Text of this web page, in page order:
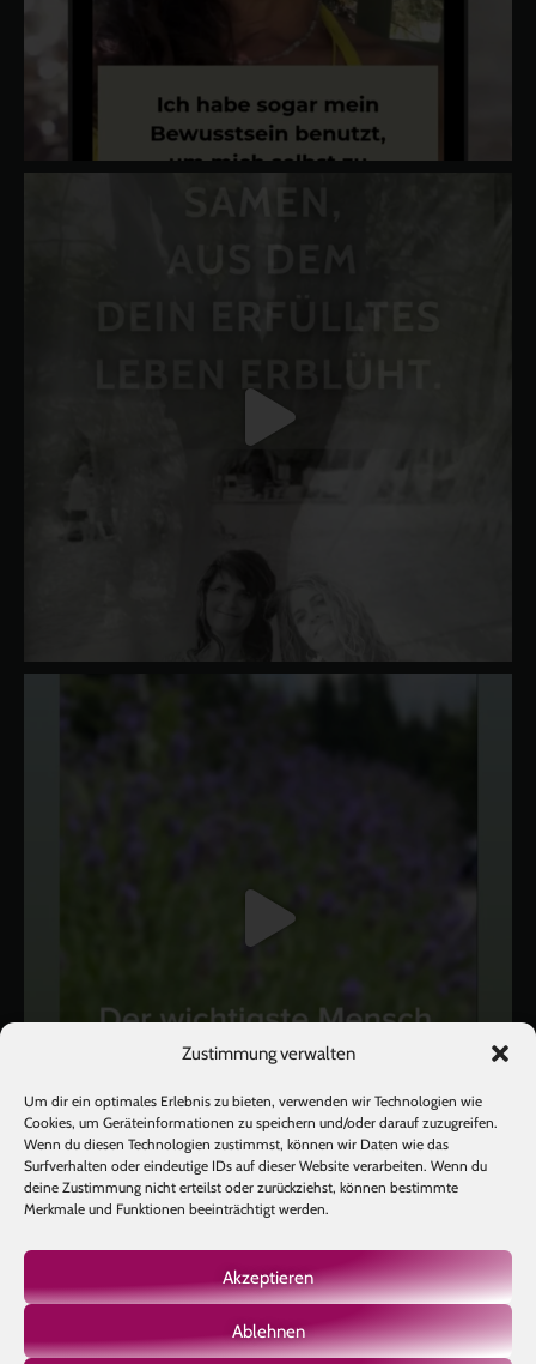
Zustimmung verwalten
Um dir ein optimales Erlebnis zu bieten, verwenden wir Technologien wie
Cookies, um Geräteinformationen zu speichern und/oder darauf zuzugreifen.
Wenn du diesen Technologien zustimmst, können wir Daten wie das
Surfverhalten oder eindeutige IDs auf dieser Website verarbeiten. Wenn du
deine Zustimmung nicht erteilst oder zurückziehst, können bestimmte
Merkmale und Funktionen beeinträchtigt werden.
Akzeptieren
Ablehnen
Mehr laden Auf Instagram folgen
Copyright © 2026 BIOTIC INSTITUTE |Impressum|Datenschutz